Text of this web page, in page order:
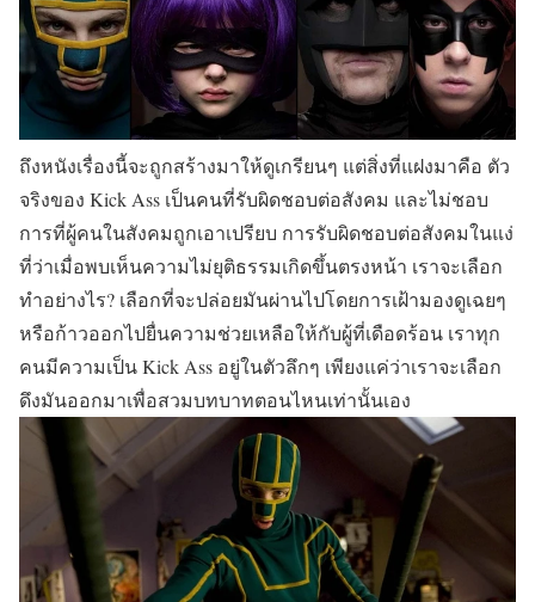
ถึงหนังเรื่องนี้จะถูกสร้างมาให้ดูเกรียนๆ แต่สิ่งที่แฝงมาคือ ตัว
จริงของ Kick Ass เป็นคนที่รับผิดชอบต่อสังคม และไม่ชอบ
การที่ผู้คนในสังคมถูกเอาเปรียบ การรับผิดชอบต่อสังคมในแง่
ที่ว่าเมื่อพบเห็นความไม่ยุติธรรมเกิดขึ้นตรงหน้า เราจะเลือก
ทำอย่างไร? เลือกที่จะปล่อยมันผ่านไปโดยการเฝ้ามองดูเฉยๆ
หรือก้าวออกไปยื่นความช่วยเหลือให้กับผู้ที่เดือดร้อน เราทุก
คนมีความเป็น Kick Ass อยู่ในตัวลึกๆ เพียงแค่ว่าเราจะเลือก
ดึงมันออกมาเพื่อสวมบทบาทตอนไหนเท่านั้นเอง